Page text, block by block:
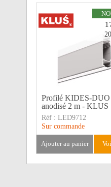
Profilé KIDES-DUO
anodisé 2 m - KLUS
Réf : LED9712
Sur commande
ajouter au panier